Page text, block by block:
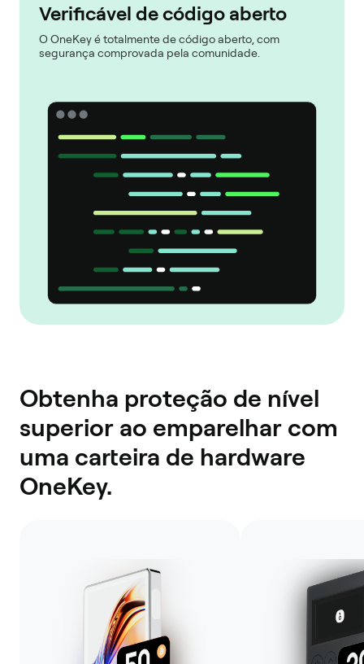
Verificável de código aberto
O OneKey é totalmente de código aberto, com
segurança comprovada pela comunidade.
Obtenha proteção de nível
superior ao emparelhar com
uma carteira de hardware
OneKey.